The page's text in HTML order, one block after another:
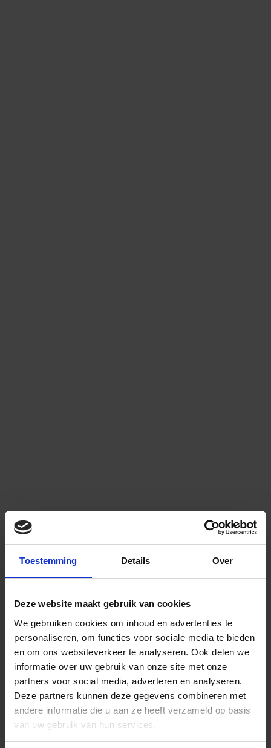
Toestemming Details Over
Deze website maakt gebruik van cookies
We gebruiken cookies om inhoud en advertenties te
personaliseren, om functies voor sociale media te bieden
en om ons websiteverkeer te analyseren. Ook delen we
informatie over uw gebruik van onze site met onze
partners voor social media, adverteren en analyseren.
Deze partners kunnen deze gegevens combineren met
andere informatie die u aan ze heeft verzameld op basis
van uw gebruik van hun services.